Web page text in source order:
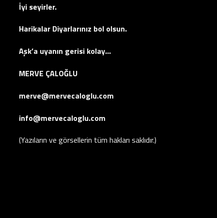
İyi seyirler.
Harikalar Diyarlarınız bol olsun.
Aşk’a uyanın gerisi kolay…
MERVE ÇALOĞLU
merve@mervecaloglu.com
info@mervecaloglu.com
(Yazıların ve görsellerin tüm hakları saklıdır.)